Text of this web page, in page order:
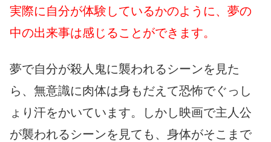
実際に自分が体験しているかのように、夢の
中の出来事は感じることができます。
夢で自分が殺人鬼に襲われるシーンを見た
ら、無意識に肉体は身もだえて恐怖でぐっし
ょり汗をかいています。しかし映画で主人公
が襲われるシーンを見ても、身体がそこまで